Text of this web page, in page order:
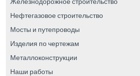
Нефтегазовое строительство
Мосты и путепроводы
Изделия по чертежам
Металлоконструкции
Наши работы